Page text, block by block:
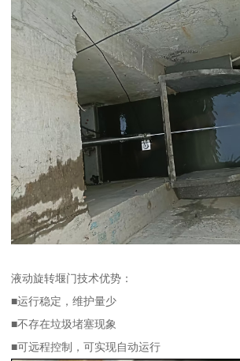
液动旋转堰门技术优势：
■运行稳定，维护量少
■不存在垃圾堵塞现象
■可远程控制，可实现自动运行